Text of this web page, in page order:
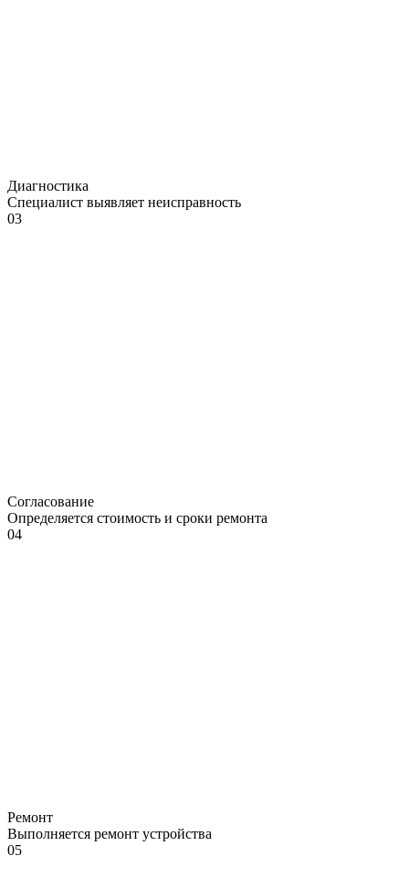
Диагностика
Специалист выявляет неисправность
03
Согласование
Определяется стоимость и сроки ремонта
04
Ремонт
Выполняется ремонт устройства
05